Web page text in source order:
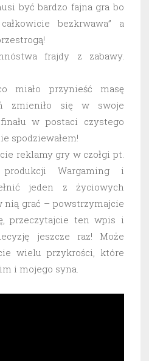
być bardzo fajna gra bo
bezkrwawa” a
frajdy z zabawy.
miało przynieść masę
zmieniło się w swoje
w postaci czystego
spodziewałem!
reklamy gry w czołgi pt.
Wargaming i
jeden z życiowych
nią grać – powstrzymajcie
przeczytajcie ten wpis i
jeszcze raz! Może
wielu przykrości, które
i mojego syna.